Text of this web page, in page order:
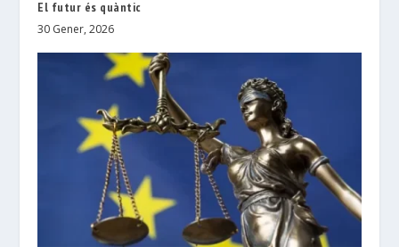
El futur és quàntic
30 Gener, 2026